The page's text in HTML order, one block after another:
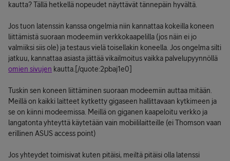
kautta? Tällä hetkellä nopeudet näyttävät tännepäin hyvältä.
Jos tuon latenssin kanssa ongelmia niin kannattaa kokeilla koneen
liittämistä suoraan modeemiin verkkokaapelilla (jos näin ei jo
valmiiksi siis ole) ja testaus vielä toisellakin koneella. Jos ongelma silti
jatkuu, kannattaa asiasta jättää vikailmoitus vaikka palvelupyynnöllä
omien sivujen kautta.[/quote:2pbaj1e0]
Tuskin sen koneen liittäminen suoraan modeemiin auttaa mitään.
Meillä on kaikki laitteet kytketty gigaseen hallittavaan kytkimeen ja
se on kiinni modeemissa. Meillä on giganen kaapeloitu verkko ja
langatonta yhteyttä käytetään vain mobiililaitteille (ei Thomson vaan
erillinen ASUS access point)
Jos yhteydet toimisivat kuten pitäisi, meiltä pitäisi olla latenssi